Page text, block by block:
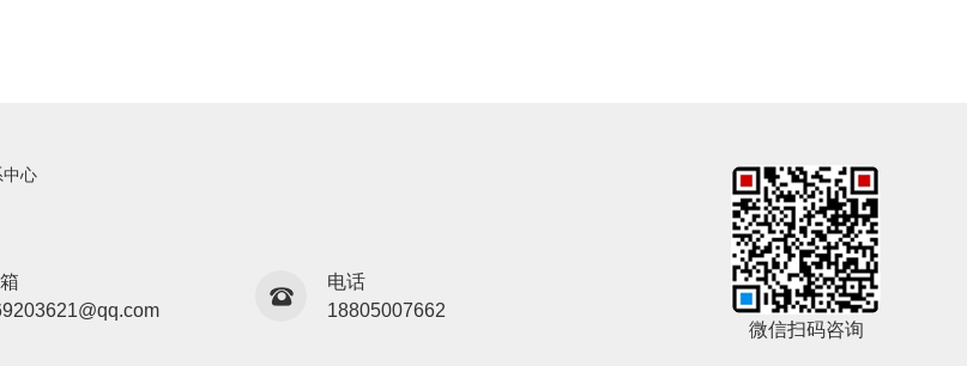
中心
电话
18805007662
微信扫码咨询